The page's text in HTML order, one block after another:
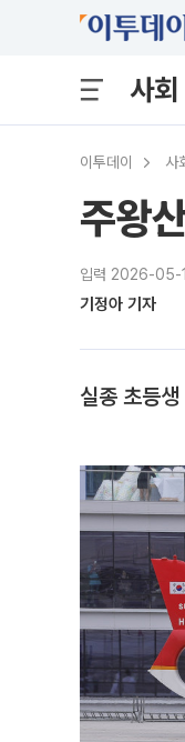
사회
이투데이 사
주왕
입력 2026-05-
기정아 기자
실종 초등